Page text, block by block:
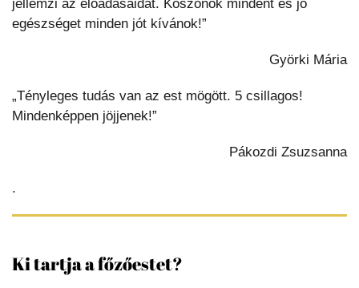
jellemzi az előadásaidat. Köszönök mindent és jó
egészséget minden jót kívánok!”
Györki Mária
„Tényleges tudás van az est mögött. 5 csillagos!
Mindenképpen jöjjenek!”
Pákozdi Zsuzsanna
.
Ki tartja a főzőestet?